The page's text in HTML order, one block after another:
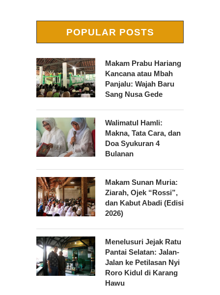
POPULAR POSTS
Makam Prabu Hariang
Kancana atau Mbah
Panjalu: Wajah Baru
Sang Nusa Gede
Walimatul Hamli:
Makna, Tata Cara, dan
Doa Syukuran 4
Bulanan
Makam Sunan Muria:
Ziarah, Ojek “Rossi”,
dan Kabut Abadi (Edisi
2026)
Menelusuri Jejak Ratu
Pantai Selatan: Jalan-
Jalan ke Petilasan Nyi
Roro Kidul di Karang
Hawu